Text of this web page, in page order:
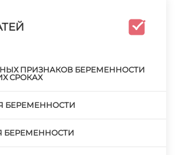
ПРИЗНАКОВ БЕРЕМЕННОСТИ
СРОКАХ
БЕРЕМЕННОСТИ
БЕРЕМЕННОСТИ